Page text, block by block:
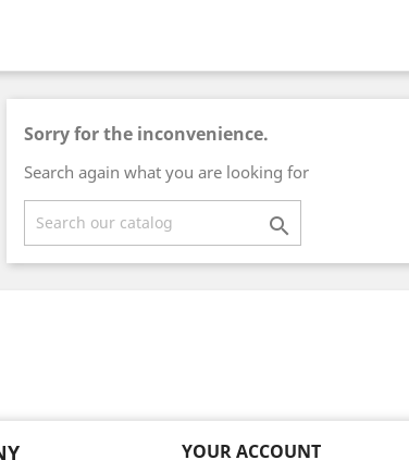
Sorry for the inconvenience.
Search again what you are looking for

YOUR ACCOUNT